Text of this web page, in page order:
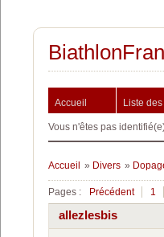
Accueil Liste
Vous n'êtes pas
Accueil » Divers »
Pages : Précédent 1
allezlesbis